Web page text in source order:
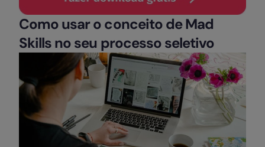
Como usar o conceito de Mad
Skills no seu processo seletivo